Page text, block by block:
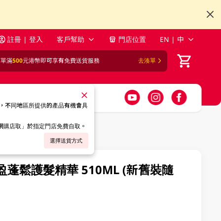
註冊 | 登入 客戶幫助 門店位置 EN | 中
滿500元港幣即可享有免費送貨服務 去湊單
不同地區所提供的產品有機會具
店取」於指定門店免費自取。
選擇送貨方式
鬆護髮精華 510ML (新舊裝隨